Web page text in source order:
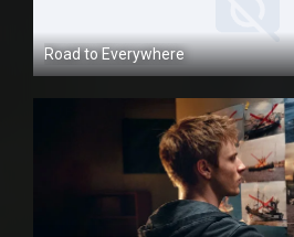
Road to Everywhere
1080P